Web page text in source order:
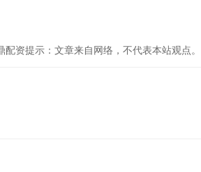
配资提示：文章来自网络，不代表本站观点。